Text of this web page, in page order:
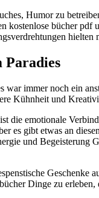
Humor zu
kostenlose bücher
Paradies
war immer noch ein
Kühnheit und
die emotionale
es gibt etwas an
und Begeisterung
Geschenke
Dinge zu